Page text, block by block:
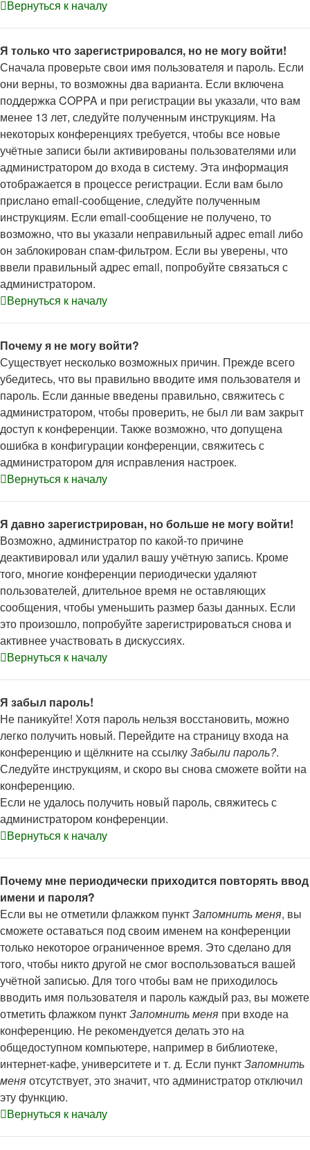
Вернуться к началу
Я только что зарегистрировался, но не могу войти!
Сначала проверьте свои имя пользователя и пароль. Если
они верны, то возможны два варианта. Если включена
поддержка COPPA и при регистрации вы указали, что вам
менее 13 лет, следуйте полученным инструкциям. На
некоторых конференциях требуется, чтобы все новые
учётные записи были активированы пользователями или
администратором до входа в систему. Эта информация
отображается в процессе регистрации. Если вам было
прислано email-сообщение, следуйте полученным
инструкциям. Если email-сообщение не получено, то
возможно, что вы указали неправильный адрес email либо
он заблокирован спам-фильтром. Если вы уверены, что
ввели правильный адрес email, попробуйте связаться с
администратором.
Вернуться к началу
Почему я не могу войти?
Существует несколько возможных причин. Прежде всего
убедитесь, что вы правильно вводите имя пользователя и
пароль. Если данные введены правильно, свяжитесь с
администратором, чтобы проверить, не был ли вам закрыт
доступ к конференции. Также возможно, что допущена
ошибка в конфигурации конференции, свяжитесь с
администратором для исправления настроек.
Вернуться к началу
Я давно зарегистрирован, но больше не могу войти!
Возможно, администратор по какой-то причине
деактивировал или удалил вашу учётную запись. Кроме
того, многие конференции периодически удаляют
пользователей, длительное время не оставляющих
сообщения, чтобы уменьшить размер базы данных. Если
это произошло, попробуйте зарегистрироваться снова и
активнее участвовать в дискуссиях.
Вернуться к началу
Я забыл пароль!
Не паникуйте! Хотя пароль нельзя восстановить, можно
легко получить новый. Перейдите на страницу входа на
конференцию и щёлкните на ссылкуЗабыли пароль?.
Следуйте инструкциям, и скоро вы снова сможете войти на
конференцию.
Если не удалось получить новый пароль, свяжитесь с
администратором конференции.
Вернуться к началу
Почему мне периодически приходится повторять ввод
имени и пароля?
Если вы не отметили флажком пунктЗапомнить меня, вы
сможете оставаться под своим именем на конференции
только некоторое ограниченное время. Это сделано для
того, чтобы никто другой не смог воспользоваться вашей
учётной записью. Для того чтобы вам не приходилось
вводить имя пользователя и пароль каждый раз, вы можете
отметить флажком пунктЗапомнить меня при входе на
конференцию. Не рекомендуется делать это на
общедоступном компьютере, например в библиотеке,
интернет-кафе, университете и т. д. Если пунктЗапомнить
меняотсутствует, это значит, что администратор отключил
эту функцию.
Вернуться к началу